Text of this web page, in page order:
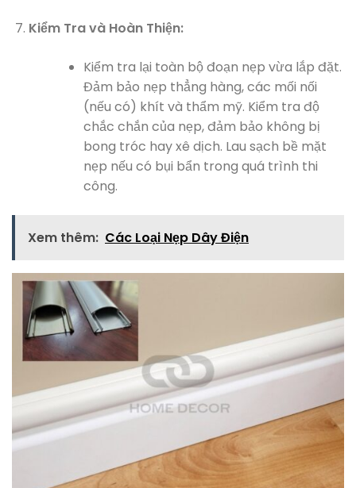
Kiểm Tra và Hoàn Thiện:
Kiểm tra lại toàn bộ đoạn nẹp vừa lắp đặt.
Đảm bảo nẹp thẳng hàng, các mối nối
(nếu có) khít và thẩm mỹ. Kiểm tra độ
chắc chắn của nẹp, đảm bảo không bị
bong tróc hay xê dịch. Lau sạch bề mặt
nẹp nếu có bụi bẩn trong quá trình thi
công.
Xem thêm: Các Loại Nẹp Dây Điện